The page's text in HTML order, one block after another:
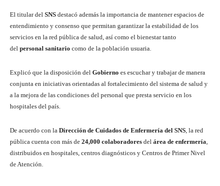
El titular del SNS destacó además la importancia de mantener espacios de
entendimiento y consenso que permitan garantizar la estabilidad de los
servicios en la red pública de salud, así como el bienestar tanto
del personal sanitario como de la población usuaria.
Explicó que la disposición del Gobierno es escuchar y trabajar de manera
conjunta en iniciativas orientadas al fortalecimiento del sistema de salud y
a la mejora de las condiciones del personal que presta servicio en los
hospitales del país.
De acuerdo con la Dirección de Cuidados de Enfermería del SNS, la red
pública cuenta con más de 24,000 colaboradores del área de enfermería,
distribuidos en hospitales, centros diagnósticos y Centros de Primer Nivel
de Atención.